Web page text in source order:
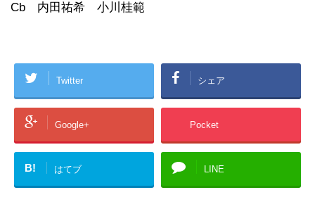
Cb 内田祐希 小川桂範
Twitter シェア
Google+ Pocket
B! はてブ LINE